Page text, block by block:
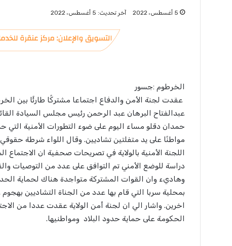
5 أغسطس، 2022 آخر تحديث: 5 أغسطس، 2022
الخرطوم :جسور
عقدت لجنة الأمن والدفاع اجتماعا مشتركًا طارئًا بين
عبدالفتاح البرهان عبد الرحمن رئيس مجلس السيادة
مواطنًا على يد متفلتين تشاديين. وقال اللواء شرطة
اللجنة الأمنية بالولاية في تصريحات صحفية ان
دراسة للوضع الأمني تم التوافق على عدد من التوصيات
وهاديء وان القوات المشتركة متواجدة هناك لحماية
بمحلية سربا التي قام بها عدد من الجناة التشاديين
اخرين. واشار الي ان لجنة أمن الولاية عقدت عددا من
الحكومة على حماية حدود البلاد ومواطنيها.